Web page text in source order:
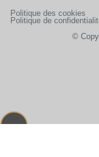
Politique des cookies
Politique de
©